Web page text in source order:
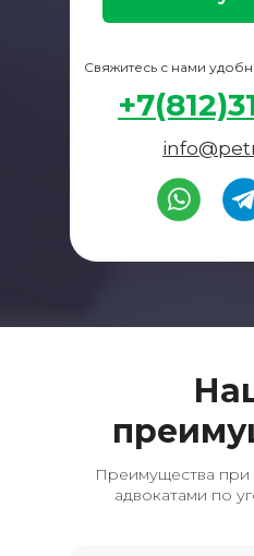
Свяжитесь с нами
Преимущества
адвокатами по